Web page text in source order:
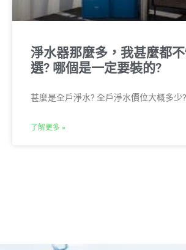
淨水器那麼多，我甚麼都
選? 哪個是一定要裝的?
甚麼是全戶淨水? 全戶淨水價位大概多少
了解更多 »